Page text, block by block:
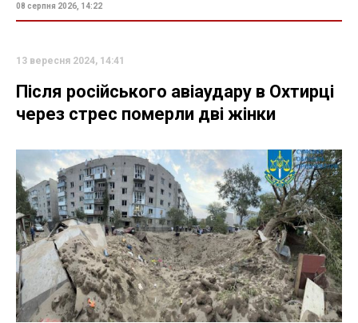
08 серпня 2026, 14:22
13 вересня 2024, 14:41
Після російського авіаудару в Охтирці
через стрес померли дві жінки